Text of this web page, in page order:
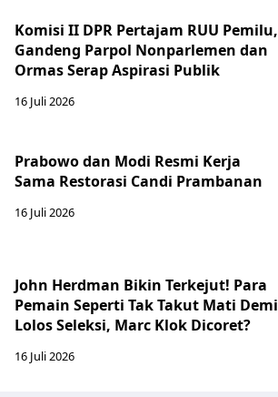
Komisi II DPR Pertajam RUU Pemilu,
Gandeng Parpol Nonparlemen dan
Ormas Serap Aspirasi Publik
16 Juli 2026
Prabowo dan Modi Resmi Kerja
Sama Restorasi Candi Prambanan
16 Juli 2026
John Herdman Bikin Terkejut! Para
Pemain Seperti Tak Takut Mati Demi
Lolos Seleksi, Marc Klok Dicoret?
16 Juli 2026